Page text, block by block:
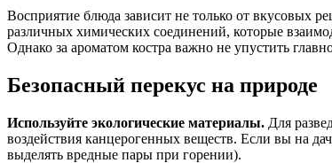
Восприятие блюда зависит не только от вкусовых
различных химических соединений, которые
Однако за ароматом костра важно не упустить
Безопасный перекус на природе
Используйте экологические материалы. Для
воздействия канцерогенных веществ. Если вы на
выделять вредные пары при горении).